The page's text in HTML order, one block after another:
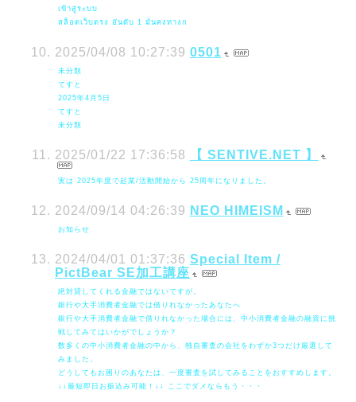
เข้าสู่ระบบ
สล็อตเว็บตรง อันดับ 1 มั่นคงทางก
2025/04/08 10:27:39 0501
未分類
てすと
2025年4月5日
てすと
未分類
2025/01/22 17:36:58 【 SENTIVE.NET 】
実は 2025年度で起業/活動開始から 25周年になりました。
2024/09/14 04:26:39 NEO HIMEISM
お知らせ
2024/04/01 01:37:36 Special Item /
PictBear SE加工講座
絶対貸してくれる金融ではないですが。
銀行や大手消費者金融では借りれなかったあなたへ
銀行や大手消費者金融で借りれなかった場合には、中小消費者金融の融資に挑
戦してみてはいかがでしょうか？
数多くの中小消費者金融の中から、独自審査の会社をわずか3つだけ厳選して
みました。
どうしてもお困りのあなたは、一度審査を試してみることをおすすめします。
↓↓最短即日お振込み可能！↓↓ ここでダメならもう・・・